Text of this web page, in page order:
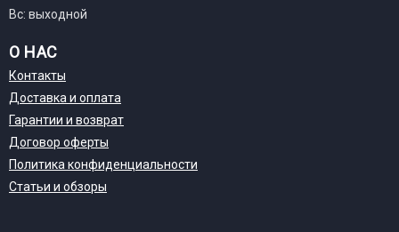
Вс: выходной
О НАС
Контакты
Доставка и оплата
Гарантии и возврат
Договор оферты
Политика конфиденциальности
Статьи и обзоры